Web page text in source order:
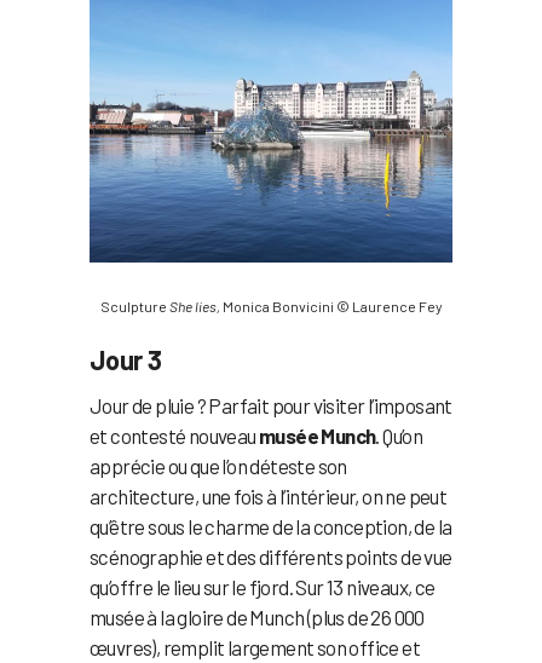
Sculpture She lies, Monica Bonvicini © Laurence Fey
Jour 3
Jour de pluie ? Parfait pour visiter l’imposant
et contesté nouveau musée Munch. Qu’on
apprécie ou que l’on déteste son
architecture, une fois à l’intérieur, on ne peut
qu’être sous le charme de la conception, de la
scénographie et des différents points de vue
qu’offre le lieu sur le fjord. Sur 13 niveaux, ce
musée à la gloire de Munch (plus de 26 000
œuvres), remplit largement son office et